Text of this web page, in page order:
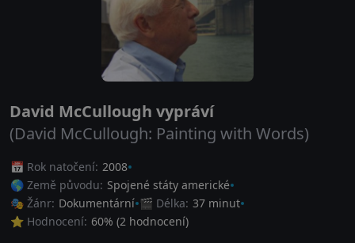
David McCullough vypráví
(David McCullough: Painting with Words)
📅 Rok natočení: 2008
🌎 Země původu: Spojené státy americké
🎭 Žánr: Dokumentární 🎬 Délka: 37 minut
⭐ Hodnocení: 60% (2 hodnocení)